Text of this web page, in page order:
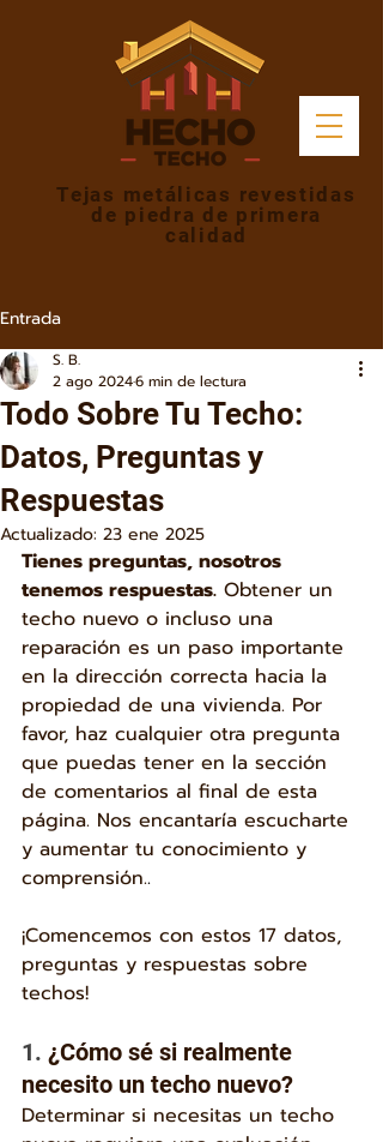
Tejas metálicas revestidas
de piedra de primera
calidad
Entrada
Todo Sobre Tu Techo:
Datos, Preguntas y
Respuestas
S. B.
2 ago 20246 min de lectura
Actualizado: 23 ene 2025
Tienes preguntas, nosotros
tenemos respuestas. Obtener un
techo nuevo o incluso una
reparación es un paso importante
en la dirección correcta hacia la
propiedad de una vivienda. Por
favor, haz cualquier otra pregunta
que puedas tener en la sección
de comentarios al final de esta
página. Nos encantaría escucharte
y aumentar tu conocimiento y
comprensión..
¡Comencemos con estos 17 datos,
preguntas y respuestas sobre
techos!
1. ¿Cómo sé si realmente
necesito un techo nuevo?
Determinar si necesitas un techo